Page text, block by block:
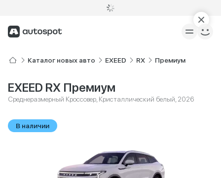
Каталог новых авто EXEED RX Премиум
EXEED RX Премиум
Среднеразмерный Кроссовер, Кристаллический белый, 2026
В наличии